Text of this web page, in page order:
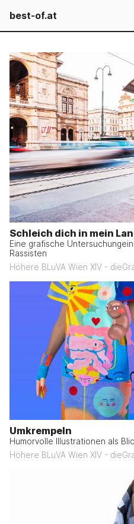
best-of.at
Schleich dich in mein
Eine grafische
Rassisten
Höhere BLuVA Wien XIV -
Umkrempeln
Humorvolle Illustrationen als
Höhere BLuVA Wien XIV -